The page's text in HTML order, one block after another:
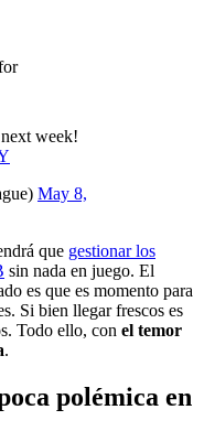
week!
May 8,
que gestionar los
sin nada en juego. El
es que es momento para
Si bien llegar frescos es
Todo ello, con el temor
.
polémica en